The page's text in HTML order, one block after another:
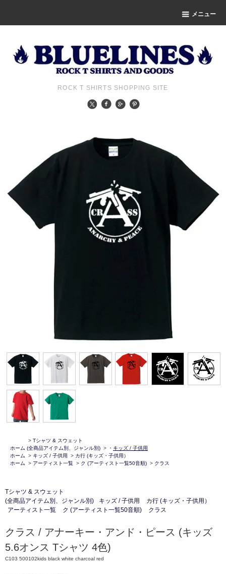
メニュー
ROCK T SHIRTS SHOPPING SITE
ホーム
> Tシャツ & スウェット
(全商品アイテム別、ジャンル別) > ・ キッズ / 子供用
ホーム
> キッズ / 子供用 > カ行 (キッズ・子供用）
ホーム
> アーティスト一覧 > ク (アーティスト一覧50音順) > クラス
Tシャツ & スウェット
(全商品アイテム別、ジャンル別)
キッズ / 子供用
カ行 (キッズ・子供用）
アーティスト一覧
ク (アーティスト一覧50音順) クラス
クラス / アナーキー・アンド・ピース (キッズ
5.6オンス Tシャツ 4色)
C103 500102kids black white charcoal red